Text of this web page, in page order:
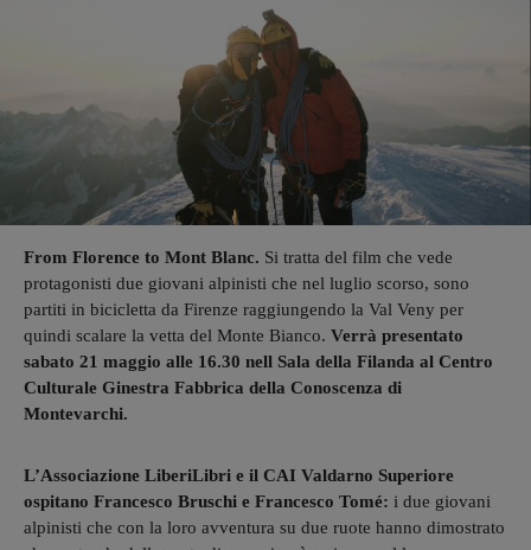
From Florence to Mont Blanc. Si tratta del film che vede
protagonisti due giovani alpinisti che nel luglio scorso, sono
partiti in bicicletta da Firenze raggiungendo la Val Veny per
quindi scalare la vetta del Monte Bianco. Verrà presentato
sabato 21 maggio alle 16.30 nell Sala della Filanda al Centro
Culturale Ginestra Fabbrica della Conoscenza di
Montevarchi.
L’Associazione LiberiLibri e il CAI Valdarno Superiore
ospitano Francesco Bruschi e Francesco Tomé: i due giovani
alpinisti che con la loro avventura su due ruote hanno dimostrato